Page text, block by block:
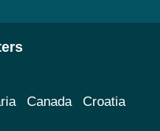
Canada Croatia